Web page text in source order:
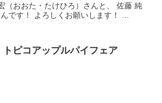
おおた・たけひろ）さんと、 佐藤 純
です！ よろしくお願いします！ ...
トピコアップルパイフェア